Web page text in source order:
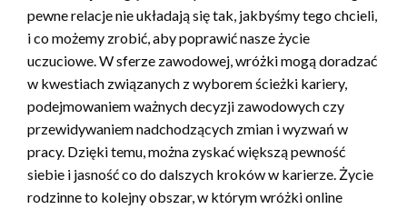
pewne relacje nie układają się tak, jakbyśmy tego chcieli,
i co możemy zrobić, aby poprawić nasze życie
uczuciowe. W sferze zawodowej, wróżki mogą doradzać
w kwestiach związanych z wyborem ścieżki kariery,
podejmowaniem ważnych decyzji zawodowych czy
przewidywaniem nadchodzących zmian i wyzwań w
pracy. Dzięki temu, można zyskać większą pewność
siebie i jasność co do dalszych kroków w karierze. Życie
rodzinne to kolejny obszar, w którym wróżki online